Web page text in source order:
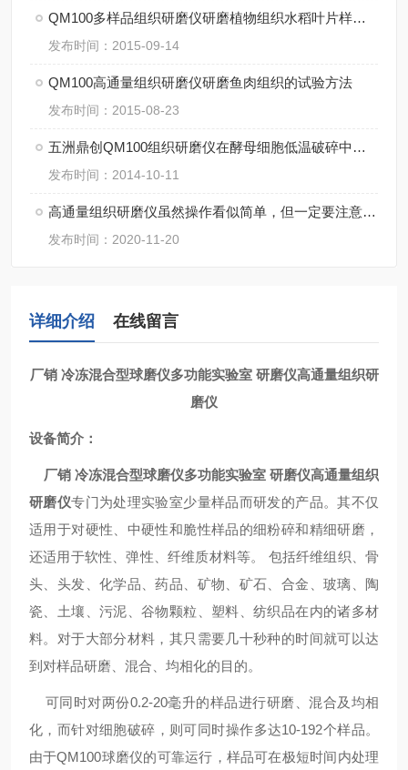
QM100多样品组织研磨仪研磨植物组织水稻叶片样品方法
发布时间：2015-09-14
QM100高通量组织研磨仪研磨鱼肉组织的试验方法
发布时间：2015-08-23
五洲鼎创QM100组织研磨仪在酵母细胞低温破碎中的应用
发布时间：2014-10-11
高通量组织研磨仪虽然操作看似简单，但一定要注意细节
发布时间：2020-11-20
详细介绍 在线留言
厂销 冷冻混合型球磨仪多功能实验室 研磨仪高通量组织研
磨仪
设备简介：
厂销 冷冻混合型球磨仪多功能实验室 研磨仪高通量组织
研磨仪专门为处理实验室少量样品而研发的产品。其不仅
适用于对硬性、中硬性和脆性样品的细粉碎和精细研磨，
还适用于软性、弹性、纤维质材料等。 包括纤维组织、骨
头、头发、化学品、药品、矿物、矿石、合金、玻璃、陶
瓷、土壤、污泥、谷物颗粒、塑料、纺织品在内的诸多材
料。对于大部分材料，其只需要几十秒种的时间就可以达
到对样品研磨、混合、均相化的目的。
可同时对两份0.2-20毫升的样品进行研磨、混合及均相
化，而针对细胞破碎，则可同时操作多达10-192个样品。
由于QM100球磨仪的可靠运行，样品可在极短时间内处理